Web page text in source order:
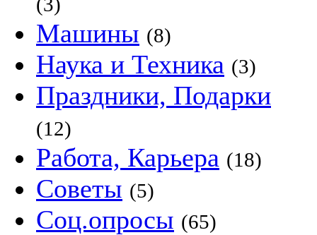
Машины (8)
Наука и Техника (3)
Праздники, Подарки
(12)
Работа, Карьера (18)
Советы (5)
Соц.опросы (65)